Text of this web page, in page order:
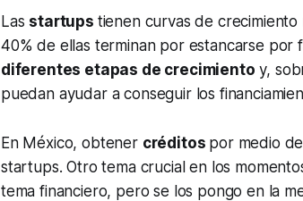
Las startups tienen curvas de crecimiento
40% de ellas terminan por estancarse por
diferentes etapas de crecimiento y,
puedan ayudar a conseguir los
En México, obtener créditos por medio
startups. Otro tema crucial en los
tema financiero, pero se los pongo en la